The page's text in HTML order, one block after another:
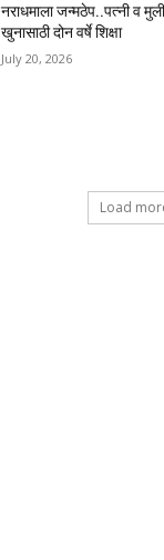
नराधमाला जन्मठेप..पत्नी व
खुनासाठी दोन वर्षे शिक्षा
July 20, 2026
Load